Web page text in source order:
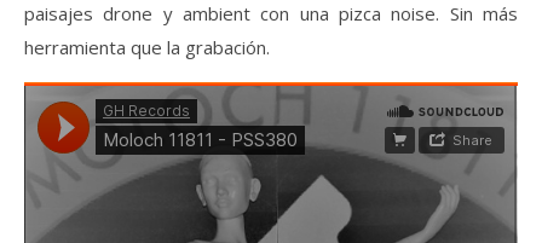
paisajes drone y ambient con una pizca noise. Sin más
herramienta que la grabación.